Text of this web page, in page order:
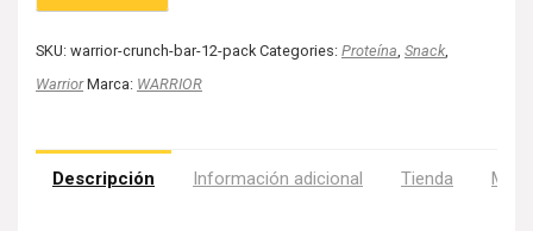
SKU: warrior-crunch-bar-12-pack Categories: Proteína, Snack,
Warrior Marca: WARRIOR
Descripción Información adicional Tienda Más